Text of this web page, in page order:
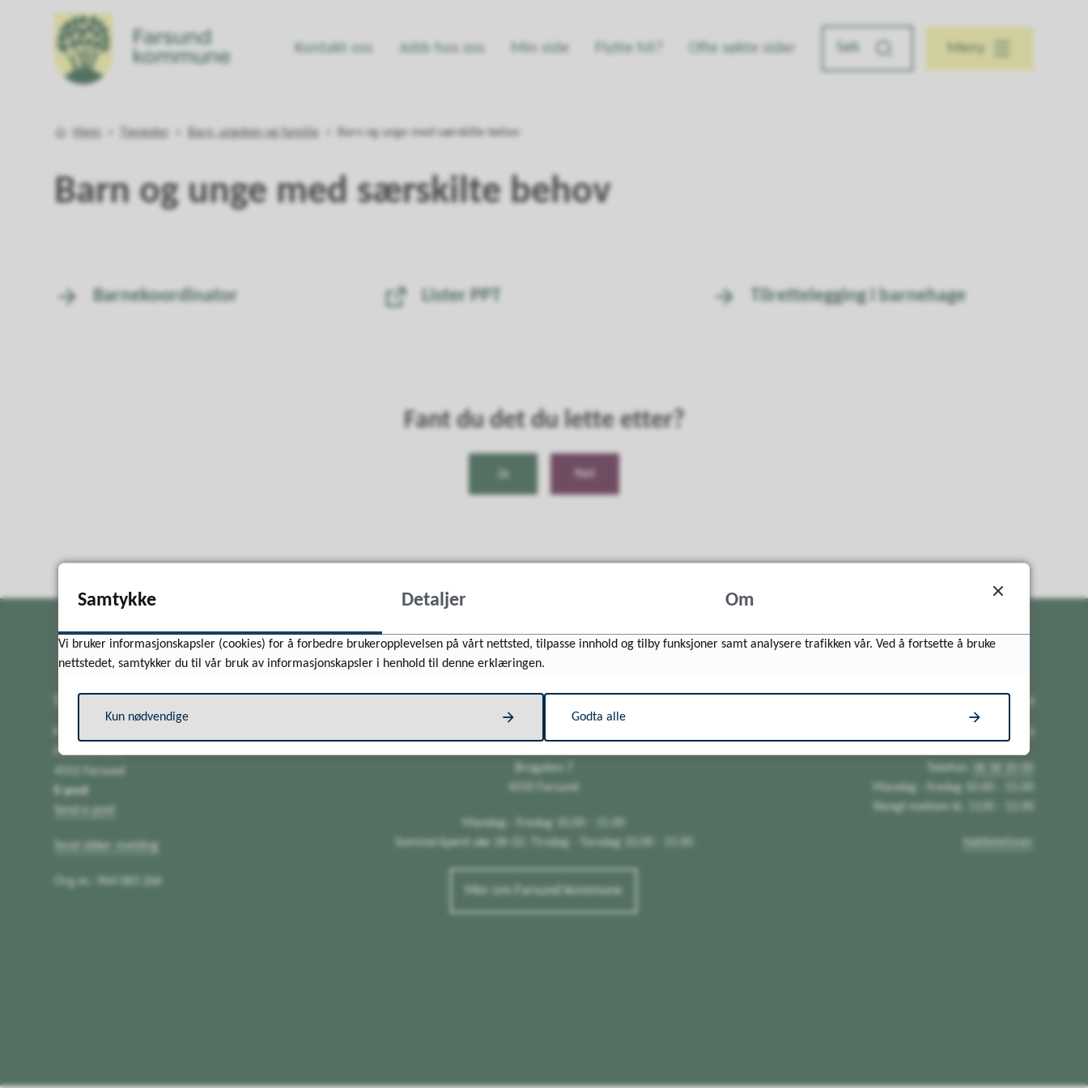
Kontakt oss Jobb hos oss Min side Flytte hit? Ofte søkte sider Meny
Du er her:
Hjem Tjenester Barn, ungdom og familie Barn og unge med særskilte behov
Barn og unge med særskilte behov
Barnekoordinator Lister PPT Tilrettelegging i barnehage
Fant du det du lette etter?
Ja Nei
Skriv til oss
Postboks 100
E-post
Send e-post
Send sikker melding
Org.nr.: 964 083 266
Besøk oss
Brogaten 7
Mandag - Fredag 10.00 - 15.00
Sommeråpent uke 28-32: Tirsdag - Torsdag 10.00 - 15.00
Mer om Farsund kommune
Snakk med oss
Mandag - fredag 10.00 - 15.00
Stengt mellom kl. 1130 - 12.00
Vakttelefoner
Samtykke Detaljer Om
Vi bruker informasjonskapsler (cookies) for å forbedre brukeropplevelsen på vårt nettsted, tilpasse innhold og tilby funksjoner samt analysere trafikken vår. Ved å fortsette å bruke
nettstedet, samtykker du til vår bruk av informasjonskapsler i henhold til denne erklæringen.
Kun nødvendige Godta alle